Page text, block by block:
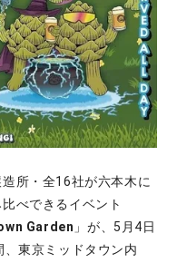
所・全16社が六本木に
べできるイベント
Garden 」が、5月4日
、東京ミッドタウン内